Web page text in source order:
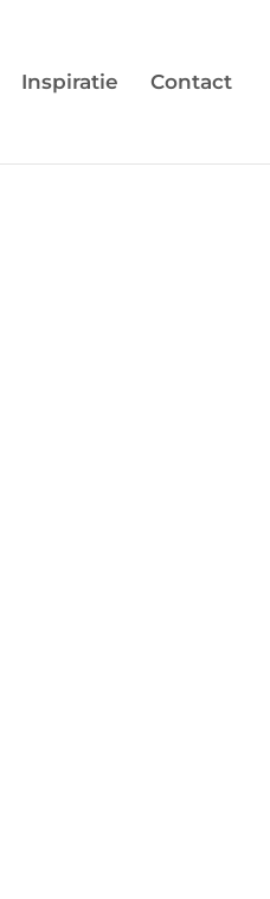
Inspiratie Contact